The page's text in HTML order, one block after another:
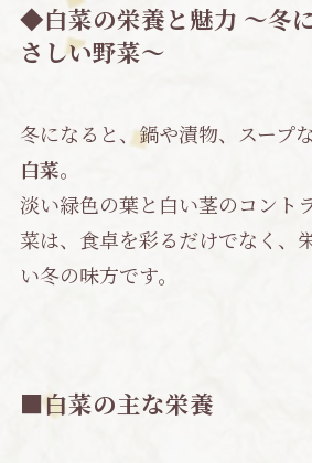
◆白菜の栄養と魅力 ～冬
さしい野菜～
冬になると、鍋や漬物、スープ
白菜。
淡い緑色の葉と白い茎のコント
菜は、食卓を彩るだけでなく、
い冬の味方です。
■白菜の主な栄養